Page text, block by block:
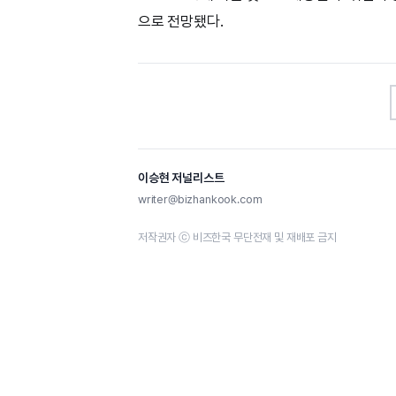
으로 전망됐다.
이승현 저널리스트
writer@bizhankook.com
저작권자 ⓒ 비즈한국 무단전재 및 재배포 금지